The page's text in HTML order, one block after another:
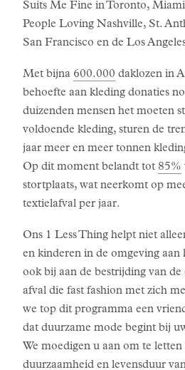
Suits Me Fine in Toronto,
People Loving Nashville, St.
San Francisco en de Los
Met bijna 600.000 daklozen in
behoefte aan kleding donaties
duizenden mensen het moeten
voldoende kleding, sturen de
jaar meer en meer tonnen
Op dit moment belandt tot 85%
stortplaats, wat neerkomt op
textielafval per jaar.
Ons 1 Less Thing helpt niet
en kinderen in de omgeving aan
ook bij aan de bestrijding van
afval die fast fashion met zich
we top dit programma een
dat duurzame mode begint bij
We moedigen u aan om te
duurzaamheid en levensduur